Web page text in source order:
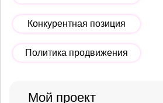
Конкурентная позиция
Политика продвижения